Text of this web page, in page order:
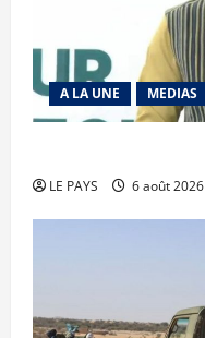
A LA UNE MEDIAS
LE PAYS 6 août 2026